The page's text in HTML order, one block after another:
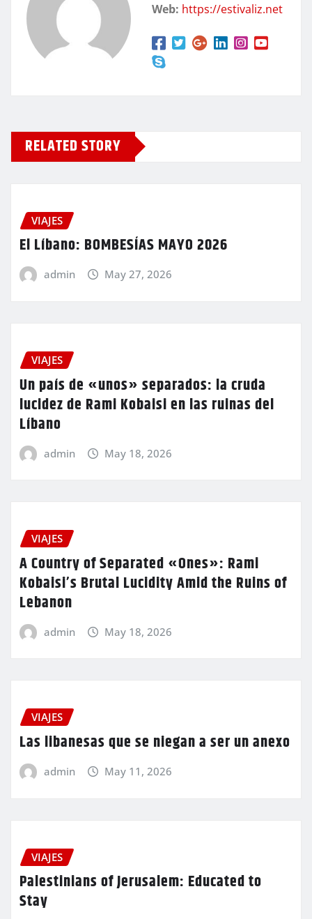
Web: https://estivaliz.net
RELATED STORY
VIAJES
El Líbano: BOMBESÍAS MAYO 2026
admin May 27, 2026
VIAJES
Un país de «unos» separados: la cruda
lucidez de Rami Kobaisi en las ruinas del
Líbano
admin May 18, 2026
VIAJES
A Country of Separated «Ones»: Rami
Kobaisi’s Brutal Lucidity Amid the Ruins of
Lebanon
admin May 18, 2026
VIAJES
Las libanesas que se niegan a ser un anexo
admin May 11, 2026
VIAJES
Palestinians of Jerusalem: Educated to
Stay